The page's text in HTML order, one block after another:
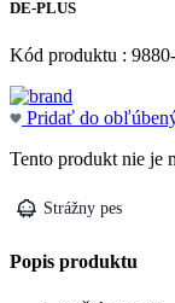
DE-PLUS
Kód produktu :
Pridať do
Tento produkt nie je
Strážny pes
Popis produktu